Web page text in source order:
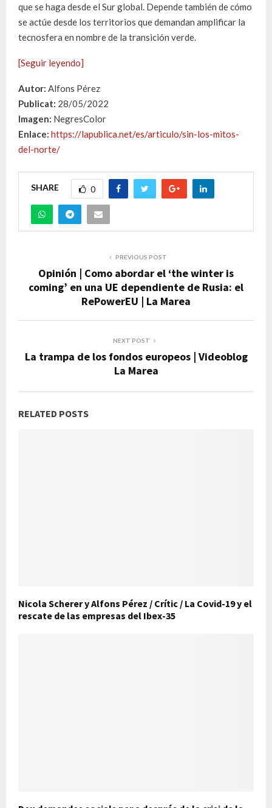
que se haga desde el Sur global. Depende también de cómo
se actúe desde los territorios que demandan amplificar la
tecnosfera en nombre de la transición verde.
[Seguir leyendo]
Autor: Alfons Pérez
Publicat: 28/05/2022
Imagen: NegresColor
Enlace: https://lapublica.net/es/articulo/sin-los-mitos-
del-norte/
SHARE 0
PREVIOUS POST
Opinión | Como abordar el ‘the winter is
coming’ en una UE dependiente de Rusia: el
RePowerEU | La Marea
NEXT POST
La trampa de los fondos europeos | Videoblog
La Marea
RELATED POSTS
Nicola Scherer y Alfons Pérez / Crític / La Covid-19 y el
rescate de las empresas del Ibex-35